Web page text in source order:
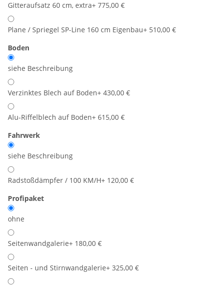
Gitteraufsatz 60 cm, extra+ 775,00 €
Plane / Spriegel SP-Line 160 cm Eigenbau+ 510,00 €
Boden
siehe Beschreibung
Verzinktes Blech auf Boden+ 430,00 €
Alu-Riffelblech auf Boden+ 615,00 €
Fahrwerk
siehe Beschreibung
Radstoßdämpfer / 100 KM/H+ 120,00 €
Profipaket
ohne
Seitenwandgalerie+ 180,00 €
Seiten - und Stirnwandgalerie+ 325,00 €